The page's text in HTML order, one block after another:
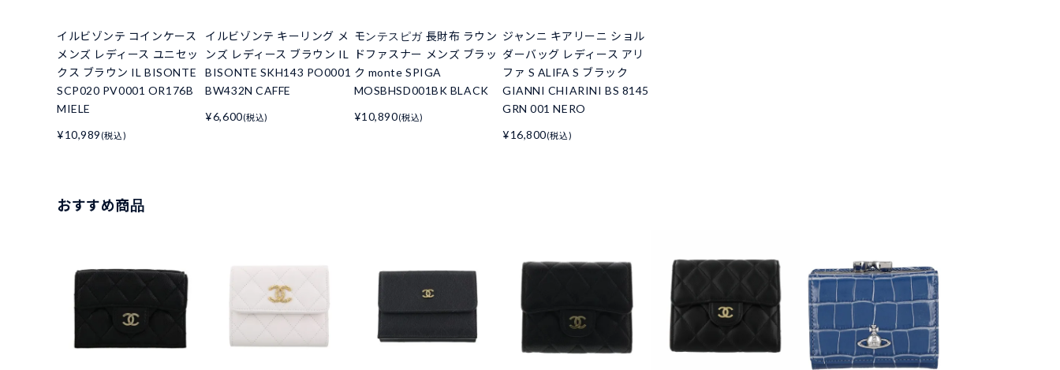
イルビゾンテ コインケース
メンズ レディース ユニセッ
クス ブラウン IL BISONTE
SCP020 PV0001 OR176B
MIELE
¥10,989 (税込)
イルビゾンテ キーリング メ
ンズ レディース ブラウン IL
BISONTE SKH143 PO0001
BW432N CAFFE
¥6,600(税込)
モンテスピガ 長財布 ラウン
ドファスナー メンズ ブラッ
ク monte SPIGA
MOSBHSD001BK BLACK
¥10,890(税込)
ジャンニ キアリーニ ショル
ダーバッグ レディース アリ
ファ S ALIFA S ブラック
GIANNI CHIARINI BS 8145
GRN 001 NERO
¥16,800(税込)
おすすめ商品